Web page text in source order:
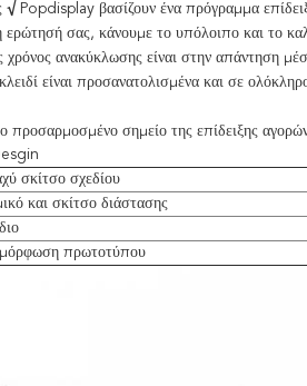
√ Popdisplay βασίζουν ένα πρόγραμμα
ερώτησή σας, κάνουμε το υπόλοιπο και το
χρόνος ανακύκλωσης είναι στην απάντηση
είναι προσανατολισμένα και σε
προσαρμοσμένο σημείο της επίδειξης
σκίτσο σχεδίου
και σκίτσο διάστασης
πρωτοτύπου